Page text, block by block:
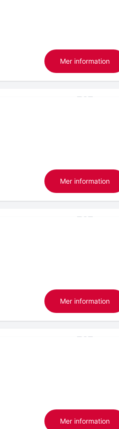
Mer information
Mer information
Mer information
Mer information